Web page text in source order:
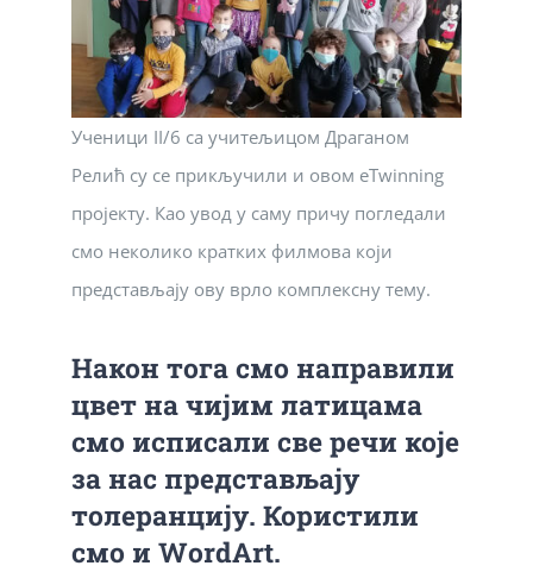
Ученици II/6 са учитељицом Драганом
Релић су се прикључили и овом eTwinning
пројекту. Као увод у саму причу погледали
смо неколико кратких филмова који
представљају ову врло комплексну тему.
Након тога смо направили
цвет на чијим латицама
смо исписали све речи које
за нас представљају
толеранцију. Користили
смо и WordArt.